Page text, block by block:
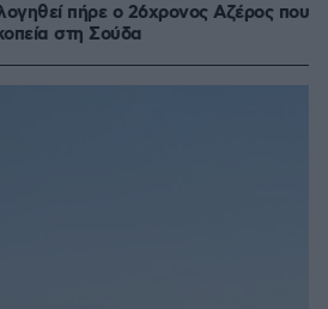
πήρε ο 26χρονος Αζέρος που
στη Σούδα